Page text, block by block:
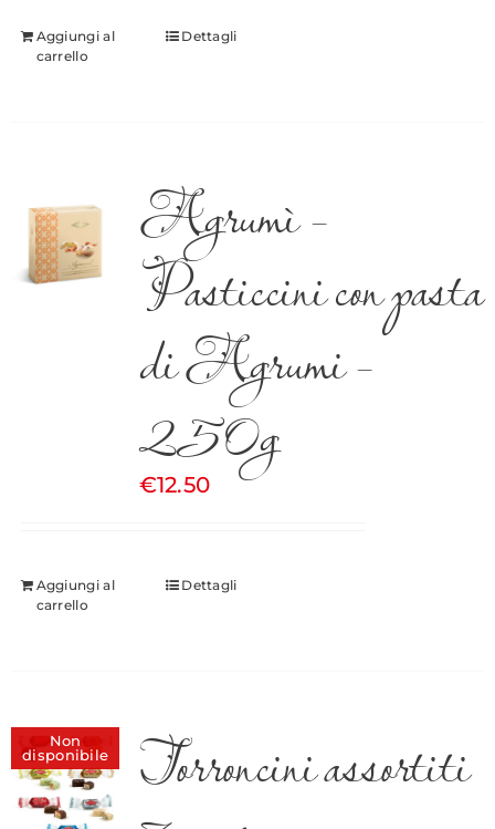
Aggiungi al
carrello
Dettagli
Agrumì –
Pasticcini con pasta
di Agrumi –
250g
€12.50
Aggiungi al
carrello
Dettagli
Non
disponibile
Torroncini assortiti